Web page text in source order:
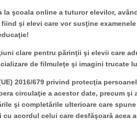
şcoala online a tuturor elevilor,
şi elevi care vor susţine
clare pentru părinţii şi elevii care
de filmuleţe şi imagini trucate
2016/679 privind protecţia
circulaţie a acestor date, precum şi
şi completările ulterioare care
acordul celui care desfăşoară acea